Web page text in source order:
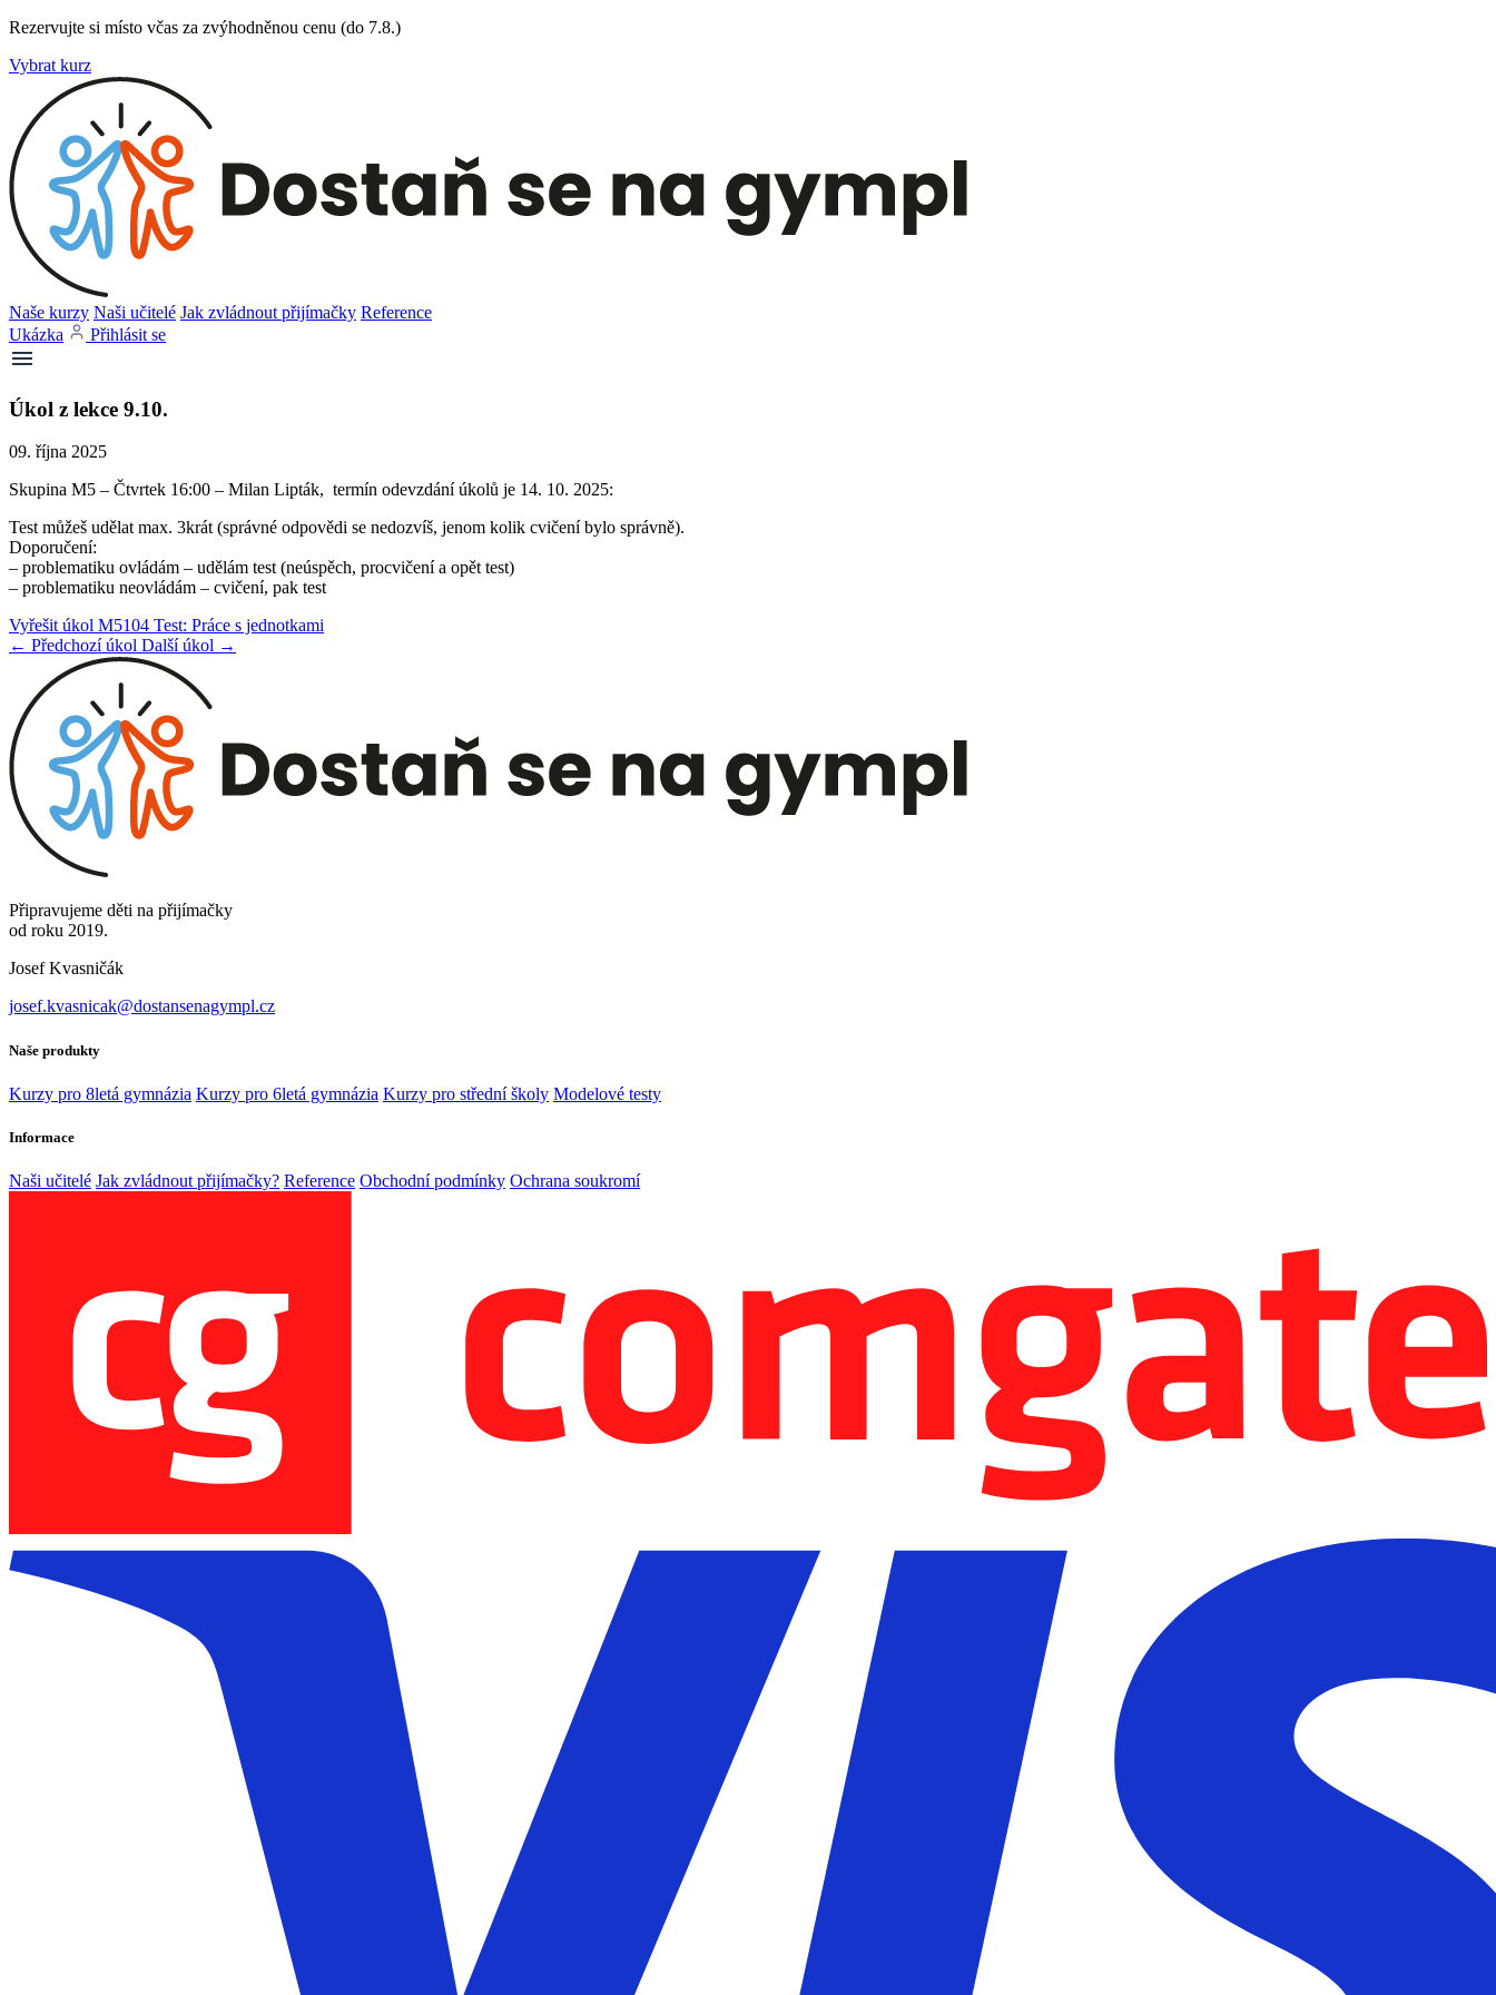
Rezervujte si místo včas za zvýhodněnou cenu (do 7.8.)
Vybrat kurz
Naše kurzy Naši učitelé Jak zvládnout přijímačky Reference
Ukázka
Přihlásit se
Úkol z lekce 9.10.
09. října 2025
Skupina M5 – Čtvrtek 16:00 – Milan Lipták, termín odevzdání úkolů je 14. 10. 2025:
Test můžeš udělat max. 3krát (správné odpovědi se nedozvíš, jenom kolik cvičení bylo správně).
Doporučení:
– problematiku ovládám – udělám test (neúspěch, procvičení a opět test)
– problematiku neovládám – cvičení, pak test
Vyřešit úkol M5104 Test: Práce s jednotkami
← Předchozí úkol Další úkol →
Připravujeme děti na přijímačky
od roku 2019.
Josef Kvasničák
josef.kvasnicak@dostansenagympl.cz
Naše produkty
Kurzy pro 8letá gymnázia Kurzy pro 6letá gymnázia Kurzy pro střední školy Modelové testy
Informace
Naši učitelé Jak zvládnout přijímačky? Reference Obchodní podmínky Ochrana soukromí